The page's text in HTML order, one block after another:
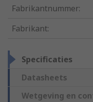
Fabrikantnummer:
Fabrikant:
Specificaties
Datasheets
Wetgeving en